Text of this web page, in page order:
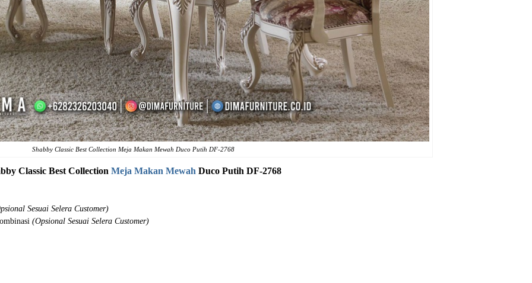
Shabby Classic Best Collection Meja Makan Mewah Duco Putih DF-2768
Classic Best Collection Meja Makan MewahDuco Putih DF-2768
Sesuai Selera Customer)
(Opsional Sesuai Selera Customer)